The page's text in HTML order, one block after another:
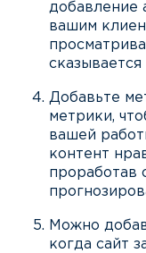
добавление
вашим
Добавьте
метрики,
вашей
контент
проработав
Можно
когда сайт